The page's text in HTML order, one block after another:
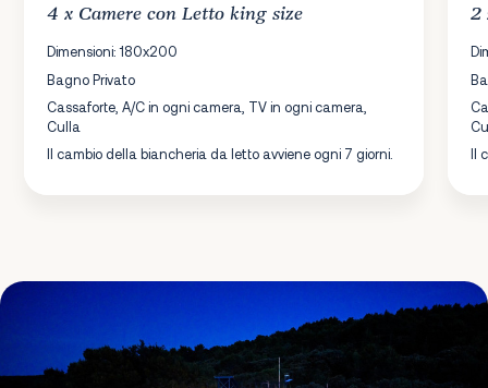
4 x Camere con Letto king size
Dimensioni: 180x200
Bagno Privato
Cassaforte, A/C in ogni camera, TV in ogni camera,
Culla
Il cambio della biancheria da letto avviene ogni 7 giorni.
2
Il